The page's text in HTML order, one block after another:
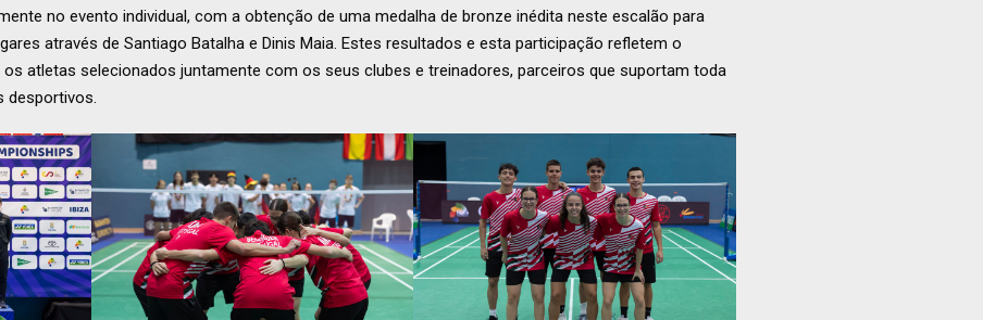
no evento individual, com a obtenção de uma medalha de bronze inédita neste escalão para
através de Santiago Batalha e Dinis Maia. Estes resultados e esta participação refletem o
atletas selecionados juntamente com os seus clubes e treinadores, parceiros que suportam toda
desportivos.